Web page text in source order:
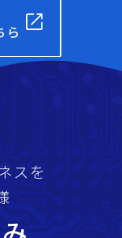
ら open_in_new
スを